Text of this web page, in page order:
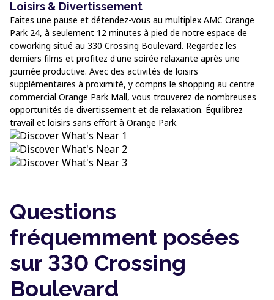
Loisirs & Divertissement
Faites une pause et détendez-vous au multiplex AMC Orange
Park 24, à seulement 12 minutes à pied de notre espace de
coworking situé au 330 Crossing Boulevard. Regardez les
derniers films et profitez d'une soirée relaxante après une
journée productive. Avec des activités de loisirs
supplémentaires à proximité, y compris le shopping au centre
commercial Orange Park Mall, vous trouverez de nombreuses
opportunités de divertissement et de relaxation. Équilibrez
travail et loisirs sans effort à Orange Park.
Questions
fréquemment posées
sur 330 Crossing
Boulevard